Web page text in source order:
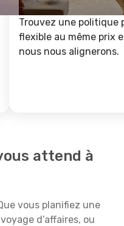
Trouvez une politique
flexible au même prix
nous nous alignerons.
attend à
vous planifiez une
d’affaires, ou